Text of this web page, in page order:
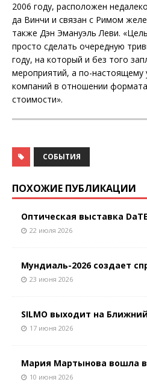
2006 году, расположен
да Винчи и связан с Римом
также Дэн Эмануэль Леви.
просто сделать очередную
году, на который и без того
мероприятий, а по-настоящему
компаний в отношении
стоимости».
СОБЫТИЯ
ПОХОЖИЕ ПУБЛИКАЦИИ
Оптическая выставка
22 июля 2026
Мундиаль-2026 создает
23 июня 2026
SILMO выходит на
17 июня 2026
Мария Мартынова вошла в
10 июня 2026